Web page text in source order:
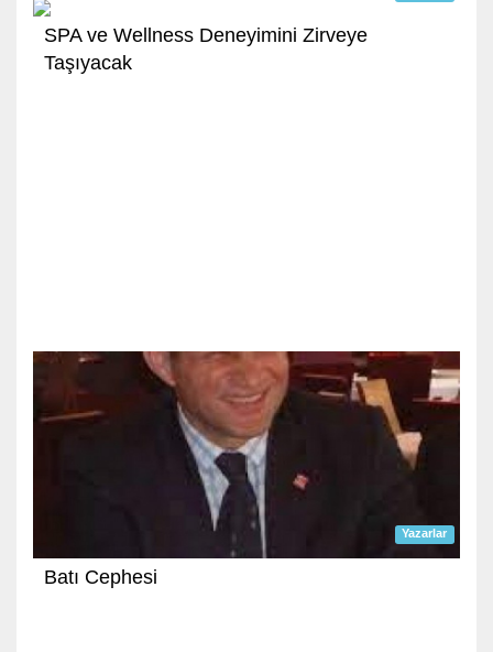
SPA ve Wellness Deneyimini Zirveye
Taşıyacak
Yazarlar
Batı Cephesi